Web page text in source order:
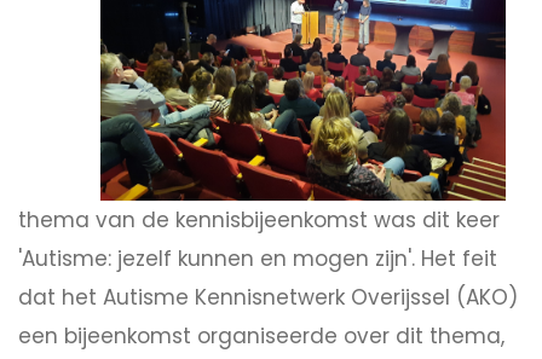
thema van de kennisbijeenkomst was dit keer
'Autisme: jezelf kunnen en mogen zijn'. Het feit
dat het Autisme Kennisnetwerk Overijssel (AKO)
een bijeenkomst organiseerde over dit thema,